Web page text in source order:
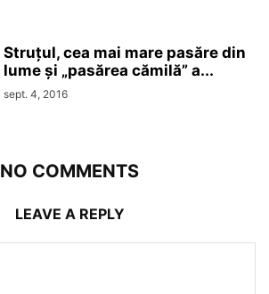
Struțul, cea mai mare pasăre din
lume și „pasărea cămilă” a...
sept. 4, 2016
NO COMMENTS
LEAVE A REPLY